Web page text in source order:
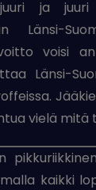
ja juuri
Länsi-
voisi
Länsi-
vielä mitä
kaikki